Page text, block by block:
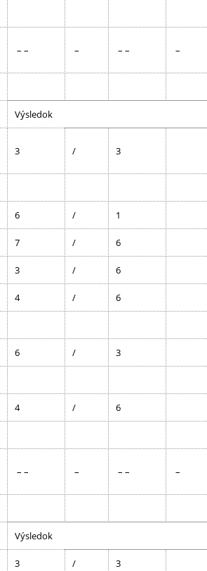
– – – – – –
Výsledok
3 / 3
6 / 1
7 / 6
3 / 6
4 / 6
6 / 3
4 / 6
– – – – – –
Výsledok
3 / 3